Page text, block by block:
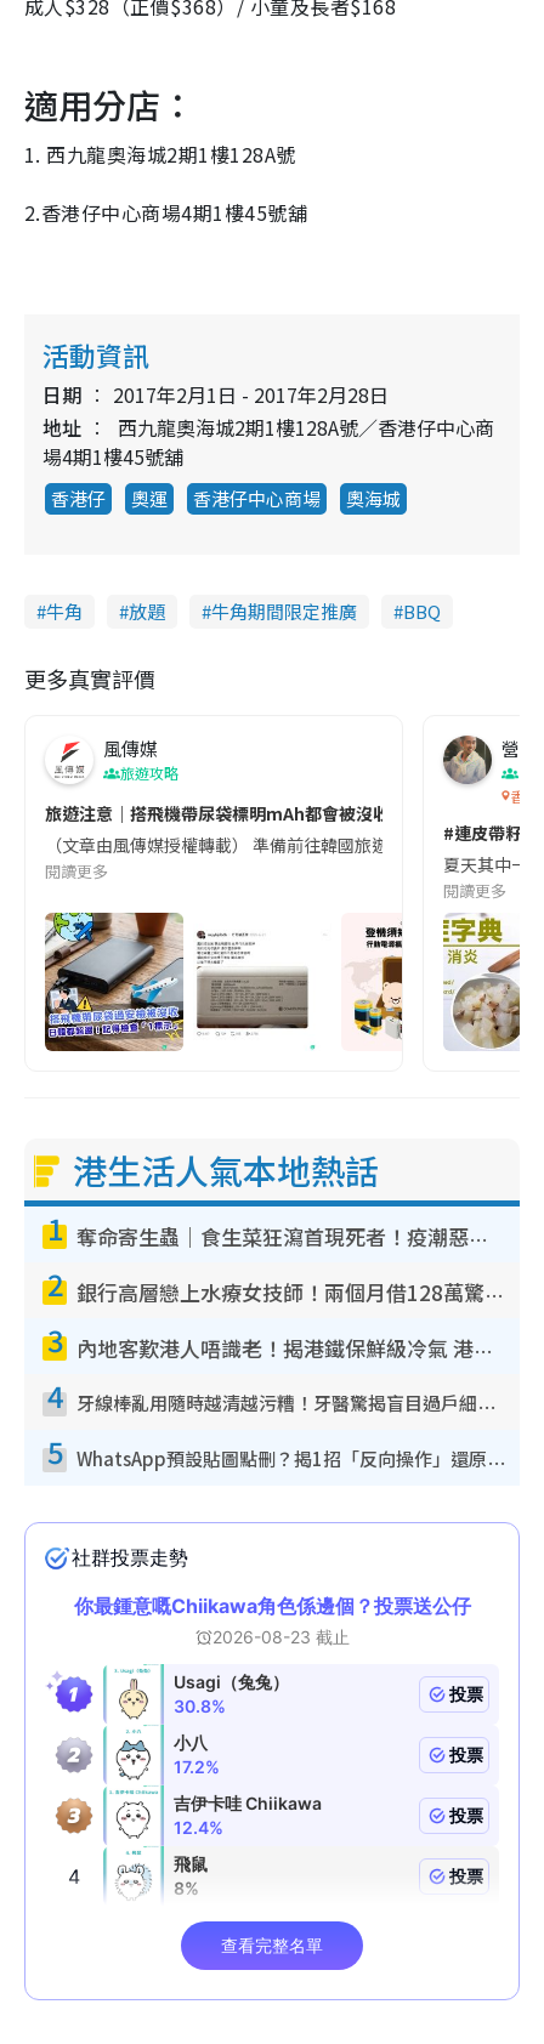
成人$328（正價$368）/ 小童及長者$168
適用分店：
1. 西九龍奧海城2期1樓128A號
2.香港仔中心商場4期1樓45號舖
活動資訊
日期
2017年2月1日 - 2017年2月28日
地址
西九龍奧海城2期1樓128A號／香港仔中心商
場4期1樓45號舖
香港仔 奧運 香港仔中心商場 奧海城
牛角 放題 牛角期間限定推廣 BBQ
更多真實評價
風傳媒
旅遊攻略
旅遊注意｜搭飛機帶尿袋標明mAh都會被沒收😱出發前切記檢查
（文章由風傳媒授權轉載） 準備前往韓國旅遊的民眾，近期要
閱讀更多
營養
香港
#連皮帶籽
夏天其中一
閱讀更多
港生活人氣本地熱話
1 奪命寄生蟲｜食生菜狂瀉首現死者！疫潮惡化錄1.8萬宗病例 揭洗菜3大謬誤
2 銀行高層戀上水療女技師！兩個月借128萬驚覺「沉船」沉落火海 揭背後疑似邪教操控賣淫
3 內地客歎港人唔識老！揭港鐵保鮮級冷氣 港人求放過：咪投訴
4 牙線棒亂用隨時越清越污糟！牙醫驚揭盲目過戶細菌恐致蛀牙：呢種先係日常真保養
5 WhatsApp預設貼圖點刪？揭1招「反向操作」還原簡潔介面 附3步實測教學